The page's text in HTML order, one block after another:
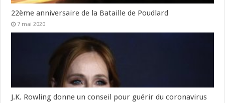
22ème anniversaire de la Bataille de Poudlard
7 mai 2020
J.K. Rowling donne un conseil pour guérir du coronavirus